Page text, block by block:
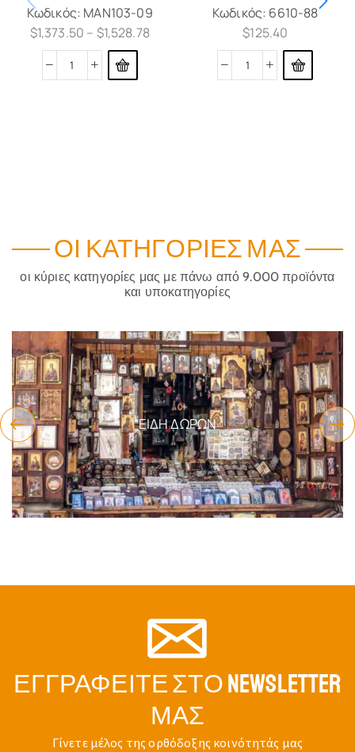
Κωδικός: MAN103-09
$1,373.50 – $1,528.78
Κωδικός: 6610-88
$125.40
ΟΙ ΚΑΤΗΓΟΡΊΕΣ ΜΑΣ
οι κύριες κατηγορίες μας με πάνω από 9.000 προϊόντα
και υποκατηγορίες
ΕΊΔΗ ΔΏΡΩΝ
ΕΓΓΡΑΦΕΊΤΕ ΣΤΟ NEWSLETTER
ΜΑΣ
Γίνετε μέλος της ορθόδοξης κοινότητάς μας